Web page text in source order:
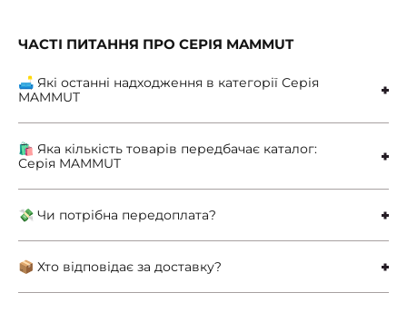
ЧАСТІ ПИТАННЯ ПРО СЕРІЯ MAMMUT
🛋 Які останні надходження в категорії Серія
MAMMUT
🛍 Яка кількість товарів передбачає каталог:
Серія MAMMUT
💸 Чи потрібна передоплата?
📦 Хто відповідає за доставку?